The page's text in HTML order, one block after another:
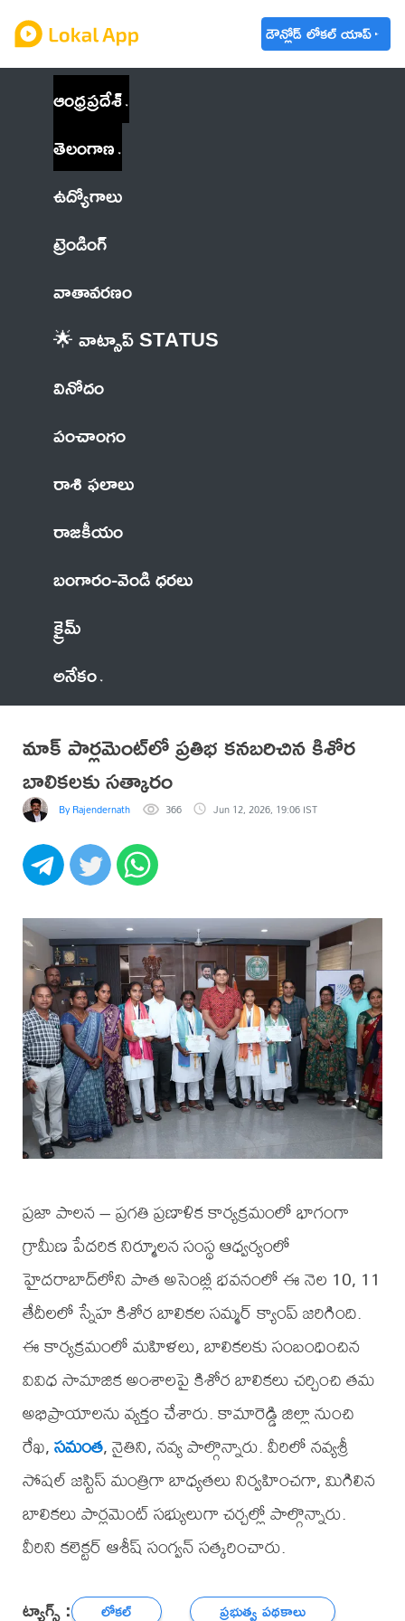
డౌన్లోడ్ లోకల్ యాప్
ఆంధ్రప్రదేశ్
తెలంగాణ
ఉద్యోగాలు
ట్రెండింగ్
వాతావరణం
🌟 వాట్సాప్ STATUS
వినోదం
పంచాంగం
రాశి ఫలాలు
రాజకీయం
బంగారం-వెండి ధరలు
క్రైమ్
అనేకం
మాక్ పార్లమెంట్‌లో ప్రతిభ కనబరిచిన కిశోర
బాలికలకు సత్కారం
By Rajendernath 366 Jun 12, 2026, 19:06 IST
ప్రజా పాలన – ప్రగతి ప్రణాళిక కార్యక్రమంలో భాగంగా
గ్రామీణ పేదరిక నిర్మూలన సంస్థ ఆధ్వర్యంలో
హైదరాబాద్‌లోని పాత అసెంబ్లీ భవనంలో ఈ నెల 10, 11
తేదీలలో స్నేహ కిశోర బాలికల సమ్మర్ క్యాంప్ జరిగింది.
ఈ కార్యక్రమంలో మహిళలు, బాలికలకు సంబంధించిన
వివిధ సామాజిక అంశాలపై కిశోర బాలికలు చర్చించి తమ
అభిప్రాయాలను వ్యక్తం చేశారు. కామారెడ్డి జిల్లా నుంచి
రేఖ,సమంత, నైతిని, నవ్య పాల్గొన్నారు. వీరిలో నవ్యశ్రీ
సోషల్ జస్టిస్ మంత్రిగా బాధ్యతలు నిర్వహించగా, మిగిలిన
బాలికలు పార్లమెంట్ సభ్యులుగా చర్చల్లో పాల్గొన్నారు.
వీరిని కలెక్టర్ ఆశీష్ సంగ్వన్ సత్కరించారు.
ట్యాగ్స్ : లోకల్ ప్రభుత్వ పథకాలు